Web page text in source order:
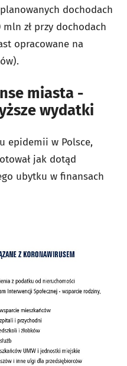
dochodach
mln zł przy dochodach
opracowane na
miasta -
wydatki
epidemii w Polsce,
jak dotąd
ubytku w finansach